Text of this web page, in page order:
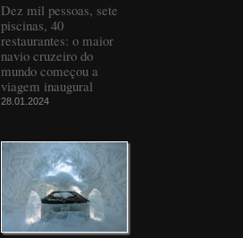
Dez mil pessoas, sete
piscinas, 40
restaurantes: o maior
navio cruzeiro do
mundo começou a
viagem inaugural
28.01.2024